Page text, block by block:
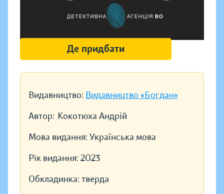
Видавництво: Видавництво «Богдан»
Автор: Кокотюха Андрій
Мова видання: Українська мова
Рік видання: 2023
Обкладинка: тверда
Де придбати